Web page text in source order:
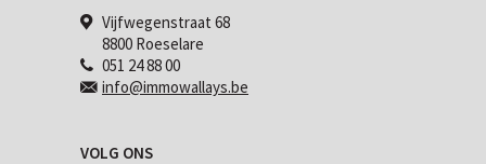
Vijfwegenstraat 68
8800 Roeselare
051 24 88 00
info@immowallays.be
VOLG ONS